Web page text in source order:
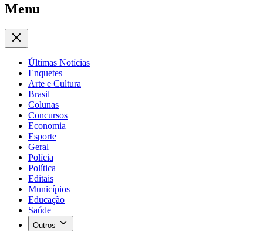
Menu
Últimas Notícias
Enquetes
Arte e Cultura
Brasil
Colunas
Concursos
Economia
Esporte
Geral
Polícia
Política
Editais
Municípios
Educação
Saúde
Outros